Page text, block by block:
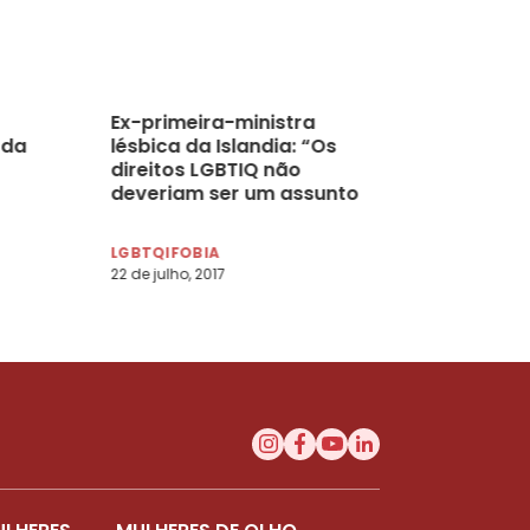
Ex-primeira-ministra
lésbica da Islandia: “Os
direitos LGBTIQ não
deveriam ser um assunto
LGBTQIFOBIA
22 de julho, 2017